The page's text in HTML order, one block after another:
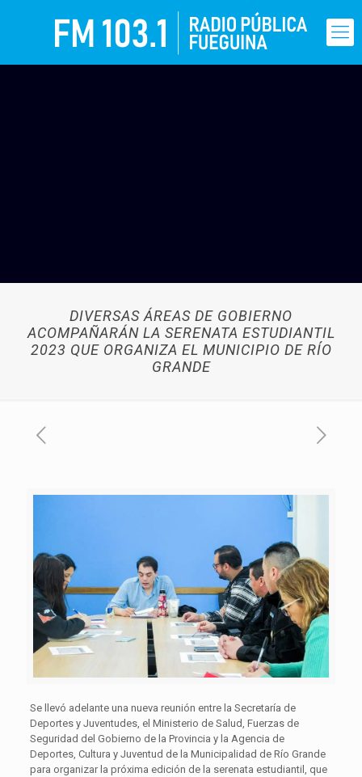
DIVERSAS ÁREAS DE GOBIERNO
ACOMPAÑARÁN LA SERENATA ESTUDIANTIL
2023 QUE ORGANIZA EL MUNICIPIO DE RÍO
GRANDE
Se llevó adelante una nueva reunión entre la Secretaría de
Deportes y Juventudes, el Ministerio de Salud, Fuerzas de
Seguridad del Gobierno de la Provincia y la Agencia de
Deportes, Cultura y Juventud de la Municipalidad de Río Grande
para organizar la próxima edición de la serenata estudiantil, que